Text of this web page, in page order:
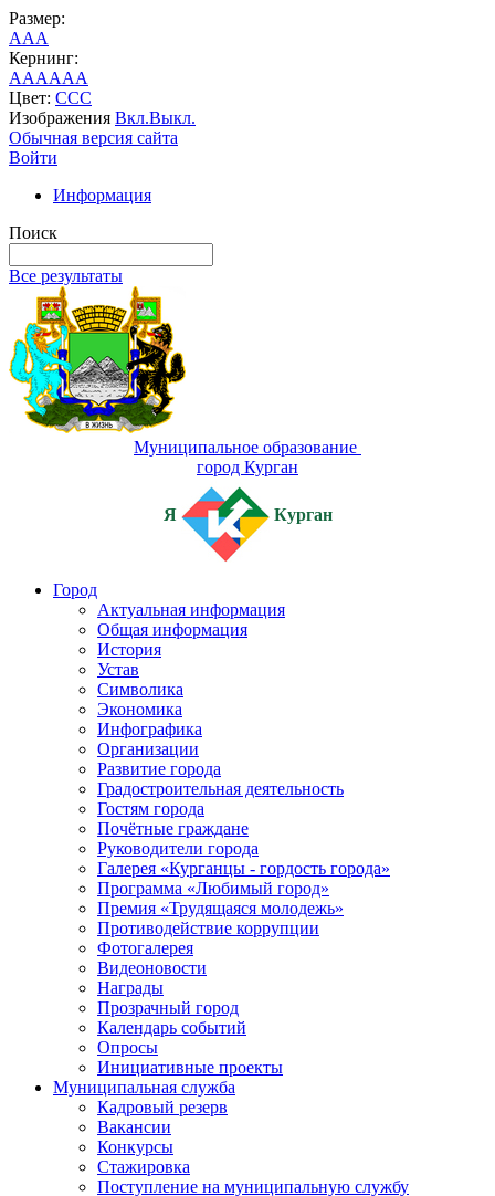
Размер:
AAA
Кернинг:
AAAAAA
Цвет: CCC
Изображения Вкл.Выкл.
Обычная версия сайта
Войти
Информация
Поиск
Все результаты
Муниципальное образование
город Курган
Я Курган
Город
Актуальная информация
Общая информация
История
Устав
Символика
Экономика
Инфографика
Организации
Развитие города
Градостроительная деятельность
Гостям города
Почётные граждане
Руководители города
Галерея «Курганцы - гордость города»
Программа «Любимый город»
Премия «Трудящаяся молодежь»
Противодействие коррупции
Фотогалерея
Видеоновости
Награды
Прозрачный город
Календарь событий
Опросы
Инициативные проекты
Муниципальная служба
Кадровый резерв
Вакансии
Конкурсы
Стажировка
Поступление на муниципальную службу